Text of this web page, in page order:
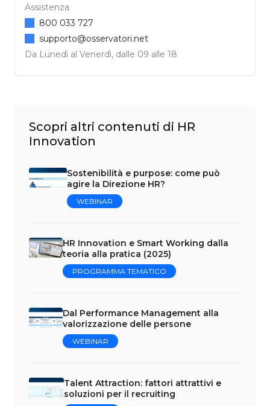
Assistenza
Da Lunedì al Venerdì, dalle 09 alle 18
800 033 727
supporto@osservatori.net
Scopri altri contenuti di HR
Innovation
Sostenibilità e purpose: come può
agire la Direzione HR?
WEBINAR
HR Innovation e Smart Working dalla
teoria alla pratica (2025)
PROGRAMMA TEMATICO
Dal Performance Management alla
valorizzazione delle persone
WEBINAR
Talent Attraction: fattori attrattivi e
soluzioni per il recruiting